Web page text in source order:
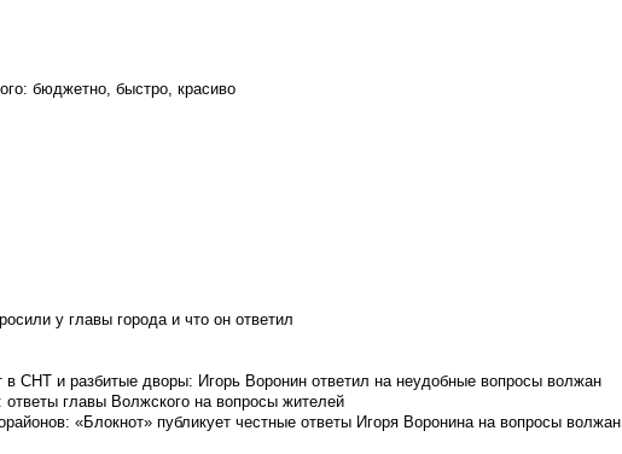
бюджетно, быстро, красиво
у главы города и что он ответил
СНТ и разбитые дворы: Игорь Воронин ответил на неудобные вопросы волжан
главы Волжского на вопросы жителей
«Блокнот» публикует честные ответы Игоря Воронина на вопросы волжан